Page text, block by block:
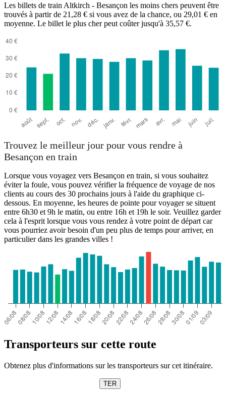
Les billets de train Altkirch - Besançon les moins chers peuvent être
trouvés à partir de 21,28 € si vous avez de la chance, ou 29,01 € en
moyenne. Le billet le plus cher peut coûter jusqu'à 35,57 €.
Trouvez le meilleur jour pour vous rendre à
Besançon en train
Lorsque vous voyagez vers Besançon en train, si vous souhaitez
éviter la foule, vous pouvez vérifier la fréquence de voyage de nos
clients au cours des 30 prochains jours à l'aide du graphique ci-
dessous. En moyenne, les heures de pointe pour voyager se situent
entre 6h30 et 9h le matin, ou entre 16h et 19h le soir. Veuillez garder
cela à l'esprit lorsque vous vous rendez à votre point de départ car
vous pourriez avoir besoin d'un peu plus de temps pour arriver, en
particulier dans les grandes villes !
Transporteurs sur cette route
Obtenez plus d'informations sur les transporteurs sur cet itinéraire.
TER